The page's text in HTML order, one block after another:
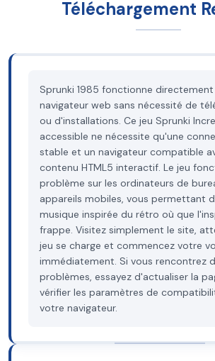
Téléchargement
Sprunki 1985 fonctionne
navigateur web sans nécessité de
ou d'installations. Ce jeu Sprunki
accessible ne nécessite qu'une
stable et un navigateur compatible
contenu HTML5 interactif. Le jeu
problème sur les ordinateurs de
appareils mobiles, vous permettant
musique inspirée du rétro où que
frappe. Visitez simplement le site,
jeu se charge et commencez votre
immédiatement. Si vous rencontrez
problèmes, essayez d'actualiser la
vérifier les paramètres de
votre navigateur.